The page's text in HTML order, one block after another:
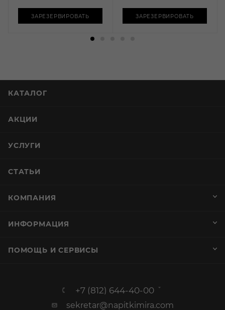
ЗАРЕЗЕРВИРОВАТЬ ЗАРЕЗЕРВИРОВАТЬ
КАТАЛОГ
АКЦИИ
УСЛУГИ
СТАТЬИ
КОМПАНИЯ
ИНФОРМАЦИЯ
ПОМОЩЬ И СЕРВИСЫ
+7 (812) 644-40-00
sekretar@napitkimira.com